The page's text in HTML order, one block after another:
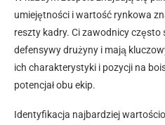
umiejętności i wartość rynkowa
reszty kadry. Ci zawodnicy
defensywy drużyny i mają
ich charakterystyki i pozycji na
potencjał obu ekip.
Identyfikacja najbardziej